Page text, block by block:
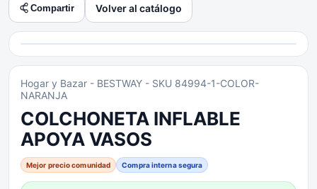
Compartir Volver al catálogo
Hogar y Bazar - BESTWAY - SKU 84994-1-COLOR-
NARANJA
COLCHONETA INFLABLE
APOYA VASOS
Mejor precio comunidad Compra interna segura